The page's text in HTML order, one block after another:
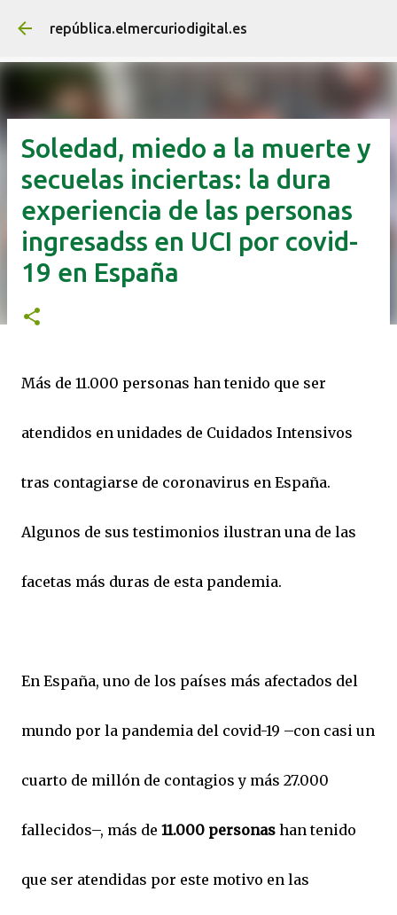
Ir al contenido principal
república.elmercuriodigital.es
Soledad, miedo a la muerte y
secuelas inciertas: la dura
experiencia de las personas
ingresadss en UCI por covid-
19 en España
Más de 11.000 personas han tenido que ser
atendidos en unidades de Cuidados Intensivos
tras contagiarse de coronavirus en España.
Algunos de sus testimonios ilustran una de las
facetas más duras de esta pandemia.
En España, uno de los países más afectados del
mundo por la pandemia del covid-19 –con casi un
cuarto de millón de contagios y más 27.000
fallecidos–, más de 11.000 personas han tenido
que ser atendidas por este motivo en las